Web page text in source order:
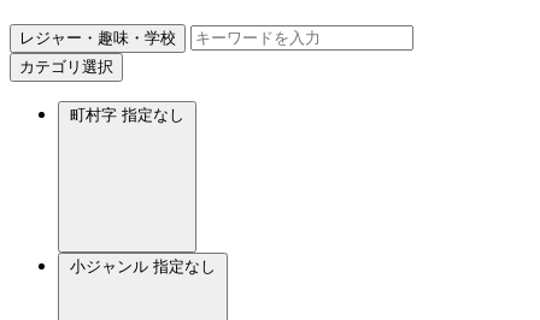
レジャー・趣味・学校
カテゴリ選択
町村字 指定なし
小ジャンル 指定なし